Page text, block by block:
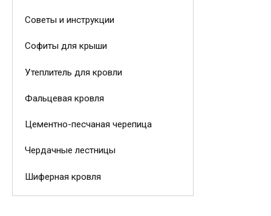
Советы и инструкции
Софиты для крыши
Утеплитель для кровли
Фальцевая кровля
Цементно-песчаная черепица
Чердачные лестницы
Шиферная кровля